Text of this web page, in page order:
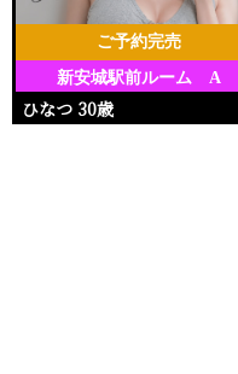
新安城駅前ルーム A
ご予約完売
ひなつ 30歳